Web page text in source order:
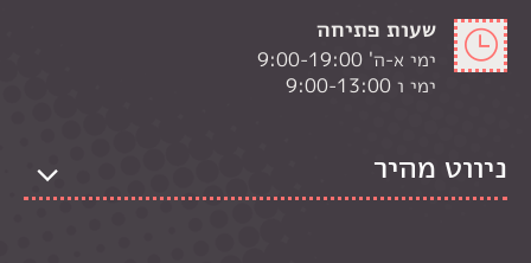
שעות פתיחה
ימי א-ה' 9:00-19:00
ימי ו 9:00-13:00
ניווט מהיר